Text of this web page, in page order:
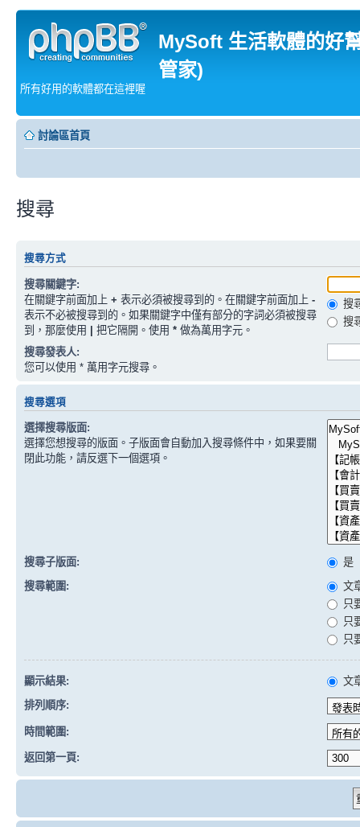
MySoft 生活軟體的好
管家)
所有好用的軟體都在這裡喔
討論區首頁
搜尋
搜尋方式
搜尋關鍵字:
在關鍵字前面加上 + 表示必須被搜尋到的。在關鍵字前面加上 -
表示不必被搜尋到的。如果關鍵字中僅有部分的字詞必須被搜尋
到，那麼使用 | 把它隔開。使用 * 做為萬用字元。
搜
搜
搜尋發表人:
您可以使用 * 萬用字元搜尋。
搜尋選項
選擇搜尋版面:
選擇您想搜尋的版面。子版面會自動加入搜尋條件中，如果要關
閉此功能，請反選下一個選項。
搜尋子版面:
是
搜尋範圍:
文
只
只
只
顯示結果:
文
排列順序:
時間範圍:
返回第一頁: